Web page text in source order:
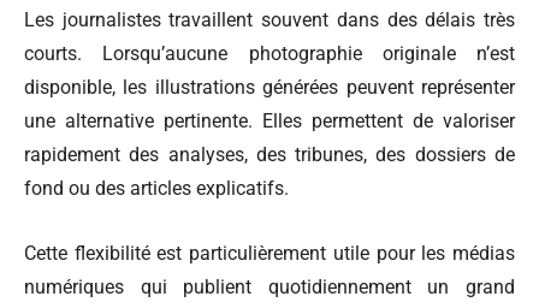
Les journalistes travaillent souvent dans des délais très
courts. Lorsqu’aucune photographie originale n’est
disponible, les illustrations générées peuvent représenter
une alternative pertinente. Elles permettent de valoriser
rapidement des analyses, des tribunes, des dossiers de
fond ou des articles explicatifs.
Cette flexibilité est particulièrement utile pour les médias
numériques qui publient quotidiennement un grand